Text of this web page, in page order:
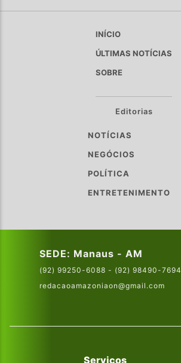
INÍCIO
ÚLTIMAS NOTÍCIAS
SOBRE
Editorias
NOTÍCIAS
NEGÓCIOS
POLÍTICA
ENTRETENIMENTO
SEDE: Manaus - AM
(92) 99250-6088 - (92) 98490-7694
redacaoamazoniaon@gmail.com
Serviços